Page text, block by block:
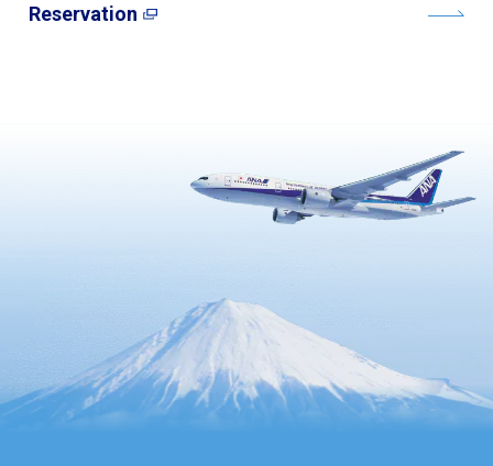
Reservation